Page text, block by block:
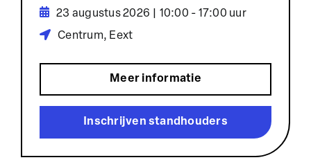
23 augustus 2026 | 10:00 - 17:00 uur
Centrum, Eext
Meer informatie
Inschrijven standhouders